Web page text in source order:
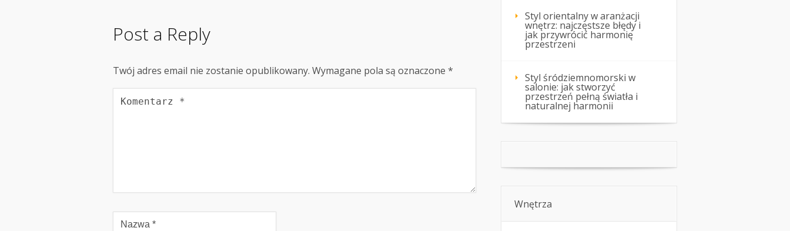
Post a Reply
Twój adres email nie zostanie opublikowany. Wymagane pola są oznaczone *
Styl orientalny w aranżacji
wnętrz: najczęstsze błędy i
jak przywrócić harmonię
przestrzeni
Styl śródziemnomorski w
salonie: jak stworzyć
przestrzeń pełną światła i
naturalnej harmonii
Wnętrza